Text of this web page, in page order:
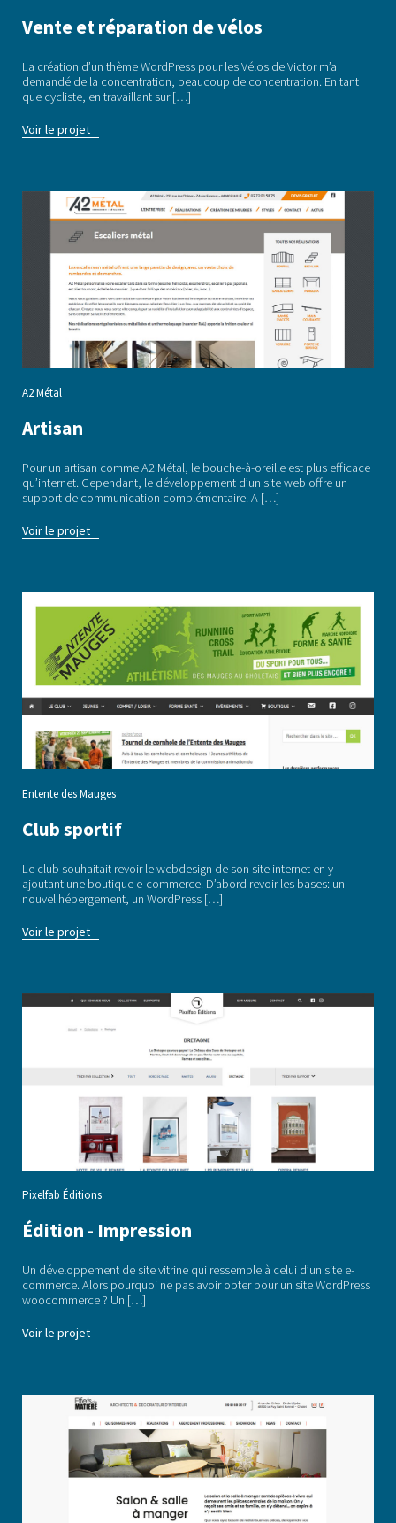
Vente et réparation de vélos
La création d’un thème WordPress pour les Vélos de Victor m’a
demandé de la concentration, beaucoup de concentration. En tant
que cycliste, en travaillant sur […]
Voir le projet
A2 Métal
Artisan
Pour un artisan comme A2 Métal, le bouche-à-oreille est plus efficace
qu’internet. Cependant, le développement d’un site web offre un
support de communication complémentaire. A […]
Voir le projet
Entente des Mauges
Club sportif
Le club souhaitait revoir le webdesign de son site internet en y
ajoutant une boutique e-commerce. D’abord revoir les bases: un
nouvel hébergement, un WordPress […]
Voir le projet
Pixelfab Éditions
Édition - Impression
Un développement de site vitrine qui ressemble à celui d’un site e-
commerce. Alors pourquoi ne pas avoir opter pour un site WordPress
woocommerce ? Un […]
Voir le projet